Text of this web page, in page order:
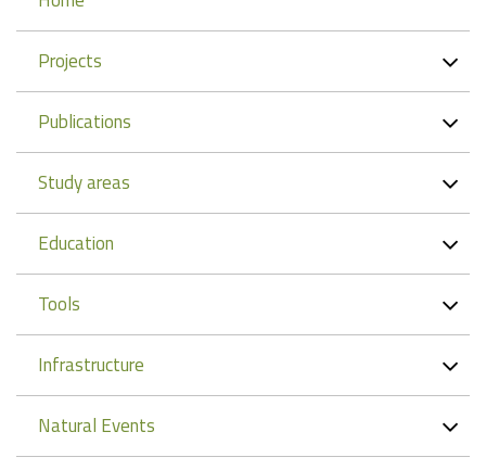
Projects
Publications
Study areas
Education
Tools
Infrastructure
Natural Events